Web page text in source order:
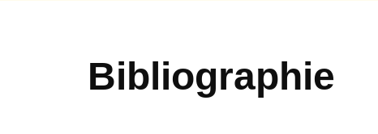
Bibliographie